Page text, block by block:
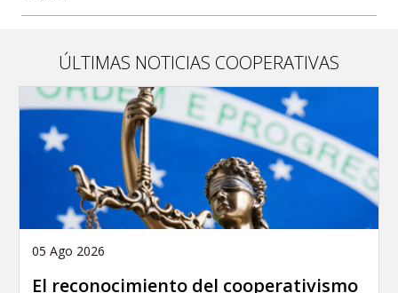
ÚLTIMAS NOTICIAS COOPERATIVAS
05 Ago 2026
El reconocimiento del cooperativismo